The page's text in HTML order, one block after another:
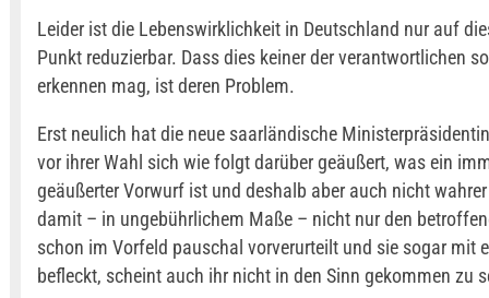
Leider ist die Lebenswirklichkeit in Deutschland nur auf
Punkt reduzierbar. Dass dies keiner der verantwortlichen
erkennen mag, ist deren Problem.
Erst neulich hat die neue saarländische
vor ihrer Wahl sich wie folgt darüber geäußert, was ein
geäußerter Vorwurf ist und deshalb aber auch nicht
damit – in ungebührlichem Maße – nicht nur den
schon im Vorfeld pauschal vorverurteilt und sie sogar mit
befleckt, scheint auch ihr nicht in den Sinn gekommen zu